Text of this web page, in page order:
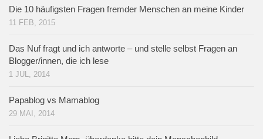
Die 10 häufigsten Fragen fremder Menschen an meine Kinder
11 FEB, 2015
Das Nuf fragt und ich antworte – und stelle selbst Fragen an
Blogger/innen, die ich lese
1 JUL, 2014
Papablog vs Mamablog
29 MAI, 2014